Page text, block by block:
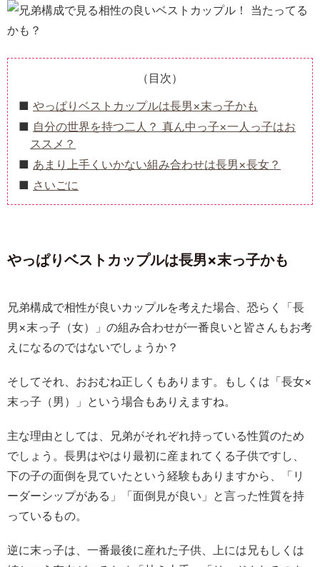
（目次）
やっぱりベストカップルは長男×末っ子かも
自分の世界を持つ二人？ 真ん中っ子×一人っ子はお
ススメ？
あまり上手くいかない組み合わせは長男×長女？
さいごに
やっぱりベストカップルは長男×末っ子かも
兄弟構成で相性が良いカップルを考えた場合、恐らく「長
男×末っ子（女）」の組み合わせが一番良いと皆さんもお考
えになるのではないでしょうか？
そしてそれ、おおむね正しくもあります。もしくは「長女×
末っ子（男）」という場合もありえますね。
主な理由としては、兄弟がそれぞれ持っている性質のため
でしょう。長男はやはり最初に産まれてくる子供ですし、
下の子の面倒を見ていたという経験もありますから、「リ
ーダーシップがある」「面倒見が良い」と言った性質を持
っているもの。
逆に末っ子は、一番最後に産れた子供、上には兄もしくは